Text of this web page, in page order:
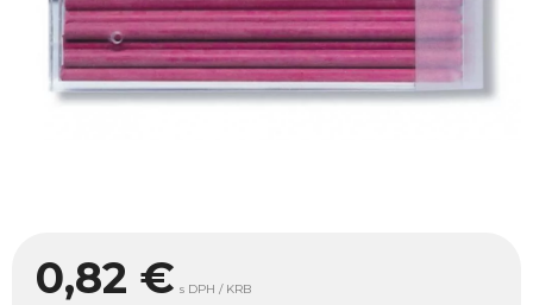
0,82 € s DPH / KRB